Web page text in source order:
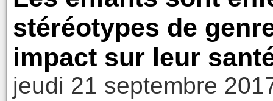
stéréotypes de
impact sur leur
jeudi 21 septembre